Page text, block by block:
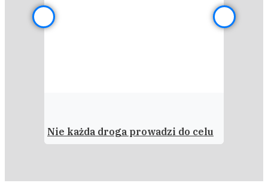
Nie każda droga prowadzi do celu